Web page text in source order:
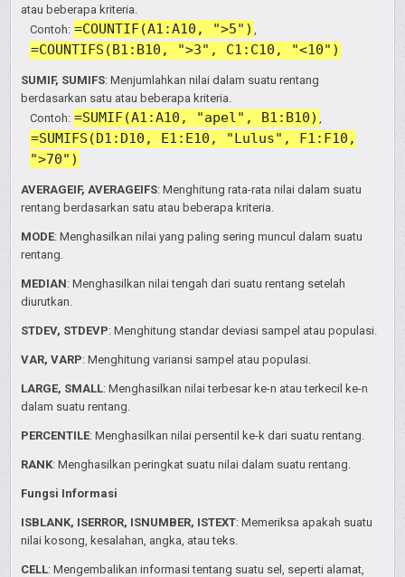
atau beberapa kriteria.
Contoh: =COUNTIF(A1:A10, ">5")
=COUNTIFS(B1:B10, ">3", C1:C10, "<10")
SUMIF, SUMIFS: Menjumlahkan nilai dalam suatu rentang
berdasarkan satu atau beberapa kriteria.
Contoh: =SUMIF(A1:A10, "apel", B1:B10)
=SUMIFS(D1:D10, E1:E10, "Lulus", F1:F10,
">70")
AVERAGEIF, AVERAGEIFS: Menghitung rata-rata nilai dalam suatu
rentang berdasarkan satu atau beberapa kriteria.
MODE: Menghasilkan nilai yang paling sering muncul dalam suatu
rentang.
MEDIAN: Menghasilkan nilai tengah dari suatu rentang setelah
diurutkan.
STDEV, STDEVP: Menghitung standar deviasi sampel atau populasi.
VAR, VARP: Menghitung variansi sampel atau populasi.
LARGE, SMALL: Menghasilkan nilai terbesar ke-n atau terkecil ke-n
dalam suatu rentang.
PERCENTILE: Menghasilkan nilai persentil ke-k dari suatu rentang.
RANK: Menghasilkan peringkat suatu nilai dalam suatu rentang.
Fungsi Informasi
ISBLANK, ISERROR, ISNUMBER, ISTEXT: Memeriksa apakah suatu
nilai kosong, kesalahan, angka, atau teks.
CELL: Mengembalikan informasi tentang suatu sel, seperti alamat,